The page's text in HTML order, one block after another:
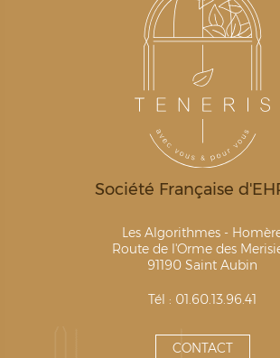
Société Française
Les Algorithmes -
Route de l'Orme des
91190 Saint Aubin
Tél : 01.60.13.96.41
CONTACT